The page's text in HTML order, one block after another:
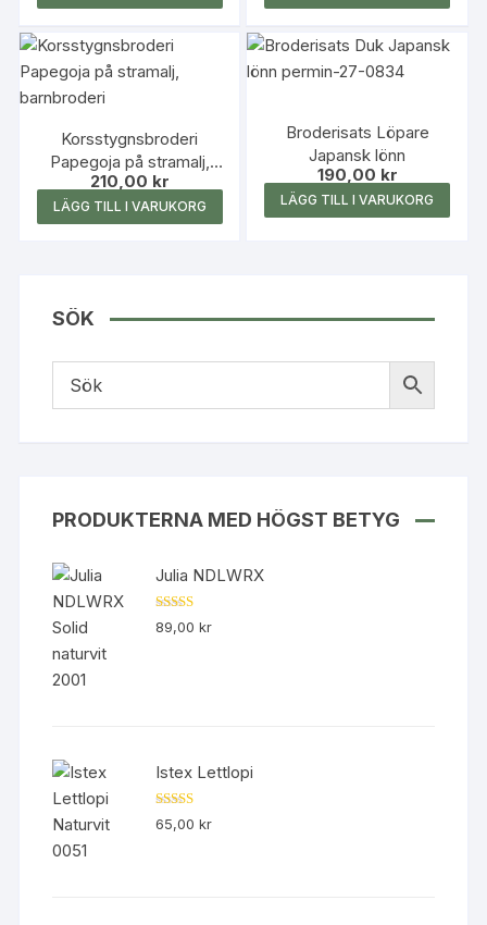
Korsstygnsbroderi
Papegoja på stramalj,
barnbroderi
210,00 kr
LÄGG TILL I VARUKORG
Broderisats Löpare
Japansk lönn
190,00 kr
LÄGG TILL I VARUKORG
SÖK
PRODUKTERNA MED HÖGST BETYG
Julia NDLWRX
Betygsatt
5.00av 5
89,00kr
Istex Lettlopi
Betygsatt
4.50av 5
65,00kr